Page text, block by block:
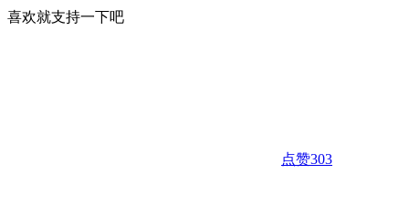
喜欢就支持一下吧
点赞303